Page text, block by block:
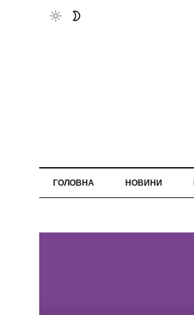
ГОЛОВНА НОВИНИ